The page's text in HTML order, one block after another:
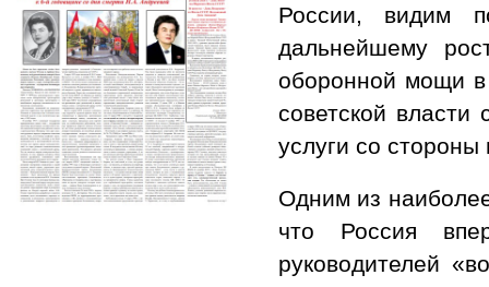
России, видим
дальнейшему
оборонной мощи
советской
услуги со
Одним из
что Россия
руководителей